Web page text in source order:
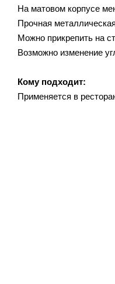
На матовом корпусе
Прочная
Можно прикрепить на
Возможно изменение
Кому подходит:
Применяется в